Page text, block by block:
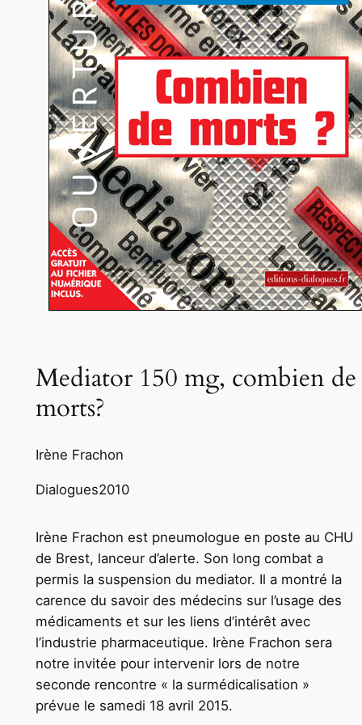
Mediator 150 mg, combien de
morts?
Irène Frachon
Dialogues2010
Irène Frachon est pneumologue en poste au CHU
de Brest, lanceur d’alerte. Son long combat a
permis la suspension du mediator. Il a montré la
carence du savoir des médecins sur l’usage des
médicaments et sur les liens d’intérêt avec
l’industrie pharmaceutique. Irène Frachon sera
notre invitée pour intervenir lors de notre
seconde rencontre « la surmédicalisation »
prévue le samedi 18 avril 2015.